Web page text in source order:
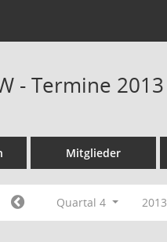
- Termine 2013
Mitglieder
Quartal 4 2013